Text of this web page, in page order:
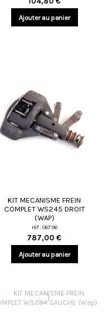
Ajouter au panier
KIT MECANISME FREIN
COMPLET WS245 DROIT
(WAP)
réf : 06796
787,00 €
Ajouter au panier